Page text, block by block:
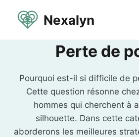
Nexalyn
Perte de
Pourquoi est-il si difficile de
Cette question résonne
hommes qui cherchent à
silhouette. Dans cette
aborderons les meilleures